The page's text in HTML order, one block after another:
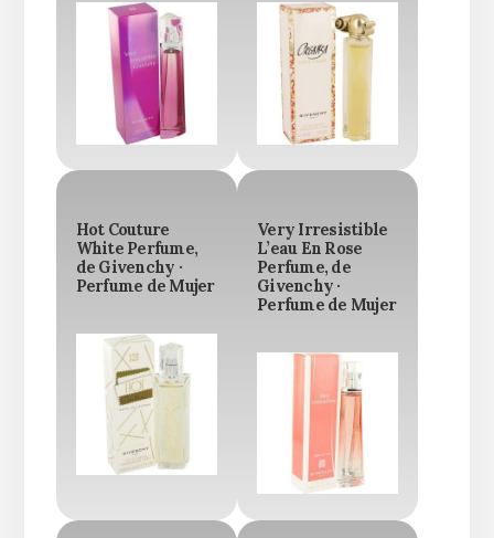
Hot Couture
White Perfume,
de Givenchy ·
Perfume de Mujer
Very Irresistible
L’eau En Rose
Perfume, de
Givenchy ·
Perfume de Mujer